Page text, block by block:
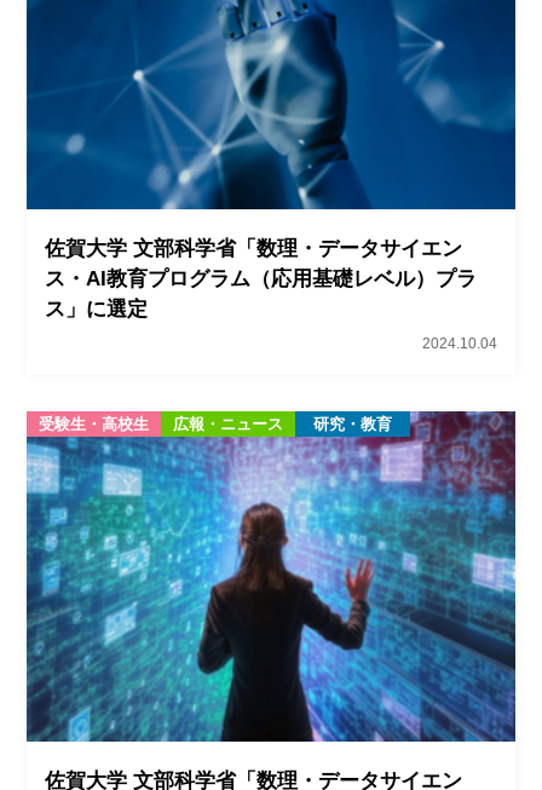
佐賀大学 文部科学省「数理・データサイエン
ス・AI教育プログラム（応用基礎レベル）プラ
ス」に選定
2024.10.04
受験生・高校生 広報・ニュース 研究・教育
佐賀大学 文部科学省「数理・データサイエン